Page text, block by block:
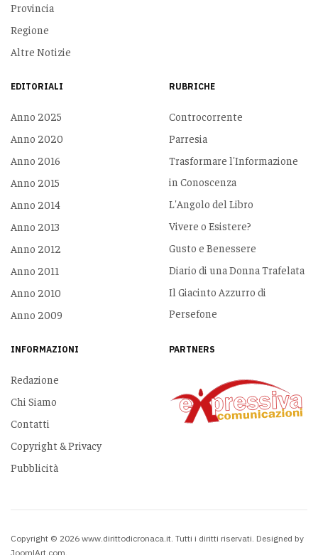
Provincia
Regione
Altre Notizie
EDITORIALI
Anno 2025
Anno 2020
Anno 2016
Anno 2015
Anno 2014
Anno 2013
Anno 2012
Anno 2011
Anno 2010
Anno 2009
RUBRICHE
Controcorrente
Parresia
Trasformare l'Informazione
in Conoscenza
L'Angolo del Libro
Vivere o Esistere?
Gusto e Benessere
Diario di una Donna Trafelata
Il Giacinto Azzurro di
Persefone
INFORMAZIONI
Redazione
Chi Siamo
Contatti
Copyright & Privacy
Pubblicità
PARTNERS
Copyright © 2026 www.dirittodicronaca.it. Tutti i diritti riservati. Designed by
JoomlArt.com